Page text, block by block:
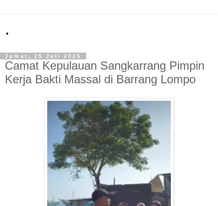
.
Jumat, 25 Juli 2025
Camat Kepulauan Sangkarrang Pimpin
Kerja Bakti Massal di Barrang Lompo